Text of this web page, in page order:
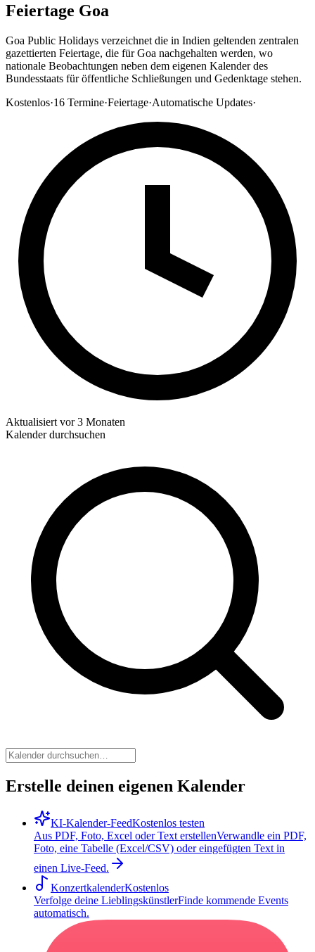
Feiertage Goa
Goa Public Holidays verzeichnet die in Indien geltenden zentralen
gazettierten Feiertage, die für Goa nachgehalten werden, wo
nationale Beobachtungen neben dem eigenen Kalender des
Bundesstaats für öffentliche Schließungen und Gedenktage stehen.
Kostenlos·16 Termine·Feiertage·Automatische Updates·
Aktualisiert vor 3 Monaten
Kalender durchsuchen
Erstelle deinen eigenen Kalender
KI-Kalender-FeedKostenlos testen
Aus PDF, Foto, Excel oder Text erstellenVerwandle ein PDF,
Foto, eine Tabelle (Excel/CSV) oder eingefügten Text in
einen Live-Feed.
KonzertkalenderKostenlos
Verfolge deine LieblingskünstlerFinde kommende Events
automatisch.